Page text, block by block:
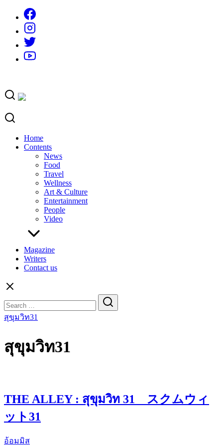
content
Home
Contents
News
Food
Travel
Wellness
Art & Culture
Entertainment
People
Video
Magazine
Writers
Contact us
for:
สุขุมวิท31
สุขุมวิท31
THE ALLEY : สุขุมวิท 31 スクムウィ
ット31
อ้อมมิส